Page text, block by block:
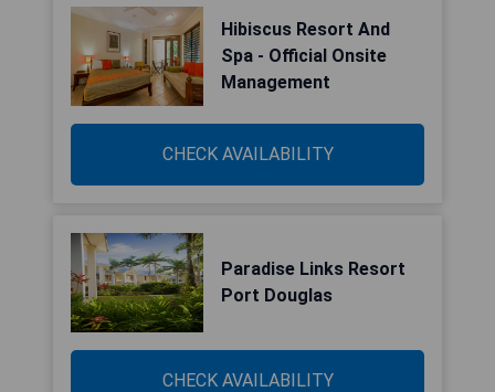
Hibiscus Resort And
Spa - Official Onsite
Management
CHECK AVAILABILITY
Paradise Links Resort
Port Douglas
CHECK AVAILABILITY